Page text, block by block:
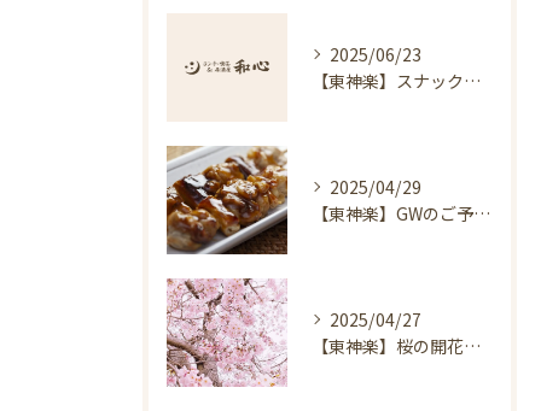
2025/06/23
【東神楽】スナック琥珀についてのお知らせ｜ランチ・喫茶＆居酒屋 和心
2025/04/29
【東神楽】GWのご予約受付中！｜ランチ・喫茶＆居酒屋 和心
2025/04/27
【東神楽】桜の開花情報＆お花見スポット｜ランチ・喫茶＆居酒屋 和心